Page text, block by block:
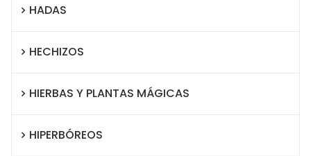
HADAS
HECHIZOS
HIERBAS Y PLANTAS MÁGICAS
HIPERBÓREOS